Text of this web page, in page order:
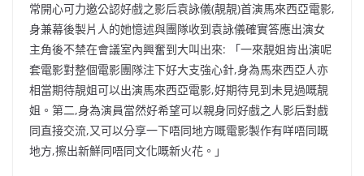
常開心可力邀公認好戲之影后袁詠儀(靚靚)首演馬來西亞電影,
身兼幕後製片人的她憶述與團隊收到袁詠儀確實答應出演女
主角後不禁在會議室內興奮到大叫出來: 「一來靚姐肯出演呢
套電影對整個電影團隊注下好大支強心針,身為馬來西亞人亦
相當期待靚姐可以出演馬來西亞電影,好期待見到未見過嘅靚
姐。第二,身為演員當然好希望可以親身同好戲之人影后對戲
同直接交流,又可以分享一下唔同地方嘅電影製作有咩唔同嘅
地方,擦出新鮮同唔同文化嘅新火花。」